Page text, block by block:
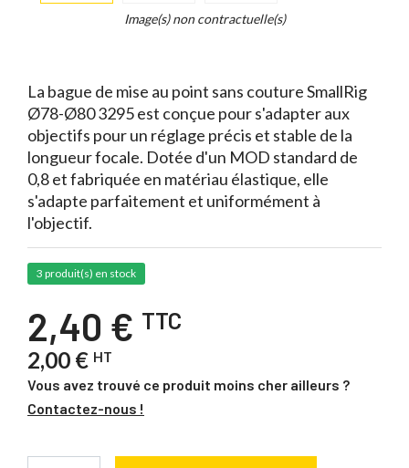
Image(s) non contractuelle(s)
La bague de mise au point sans couture SmallRig
Ø78-Ø80 3295 est conçue pour s'adapter aux
objectifs pour un réglage précis et stable de la
longueur focale. Dotée d'un MOD standard de
0,8 et fabriquée en matériau élastique, elle
s'adapte parfaitement et uniformément à
l'objectif.
3 produit(s) en stock
2,40 € TTC
2,00 € HT
Vous avez trouvé ce produit moins cher ailleurs ?
Contactez-nous !